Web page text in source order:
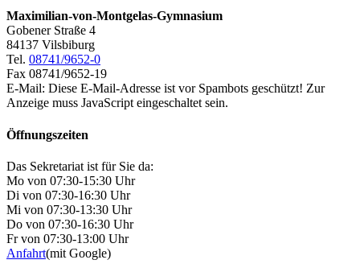
Maximilian-von-Montgelas-Gymnasium
Gobener Straße 4
84137 Vilsbiburg
Tel. 08741/9652-0
Fax 08741/9652-19
E-Mail: Diese E-Mail-Adresse ist vor Spambots geschützt! Zur
Anzeige muss JavaScript eingeschaltet sein.
Öffnungszeiten
Das Sekretariat ist für Sie da:
Mo von 07:30-15:30 Uhr
Di von 07:30-16:30 Uhr
Mi von 07:30-13:30 Uhr
Do von 07:30-16:30 Uhr
Fr von 07:30-13:00 Uhr
Anfahrt(mit Google)